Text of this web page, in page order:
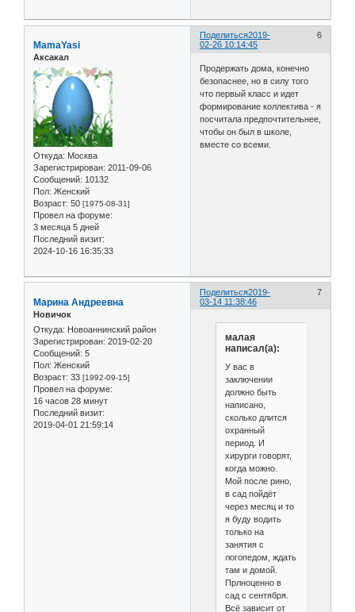
Поделиться 6
2019-
02-26 10:14:45
MamaYasi
Аксакал
Откуда: Москва
Зарегистрирован: 2011-09-06
Сообщений: 10132
Пол: Женский
Возраст: 50 [1975-08-31]
Провел на форуме:
3 месяца 5 дней
Последний визит:
2024-10-16 16:35:33
Продержать дома, конечно
безопаснее, но в силу того
что первый класс и идет
формирование коллектива - я
посчитала предпочтительнее,
чтобы он был в школе,
вместе со всеми.
Поделиться 7
2019-
03-14 11:38:46
Марина Андреевна
Новичок
Откуда: Новоаннинский район
Зарегистрирован: 2019-02-20
Сообщений: 5
Пол: Женский
Возраст: 33 [1992-09-15]
Провел на форуме:
16 часов 28 минут
Последний визит:
2019-04-01 21:59:14
малая
написал(а):
У вас в
заключении
должно быть
написано,
сколько длится
охранный
период. И
хирурги говорят,
когда можно.
Мой после рино,
в сад пойдёт
через месяц и то
я буду водить
только на
занятия с
логопедом, ждать
там и домой.
Прлноценно в
сад с сентября.
Всё зависит от